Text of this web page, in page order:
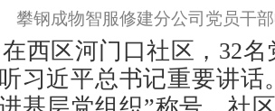
攀钢成物智服修建分公司党员干
在西区河门口社区，32
习近平总书记重要讲话